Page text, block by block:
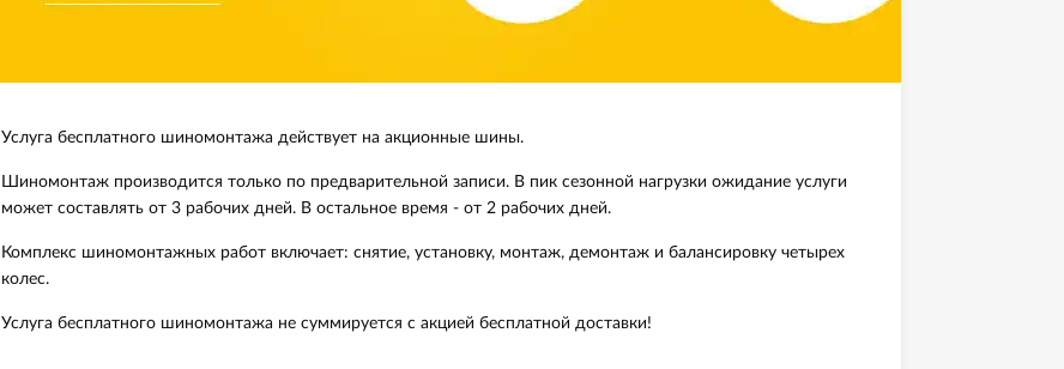
Услуга бесплатного шиномонтажа действует на акционные шины.
Шиномонтаж производится только по предварительной записи. В пик сезонной нагрузки ожидание услуги
может составлять от 3 рабочих дней. В остальное время - от 2 рабочих дней.
Комплекс шиномонтажных работ включает: снятие, установку, монтаж, демонтаж и балансировку четырех
колес.
Услуга бесплатного шиномонтажа не суммируется с акцией бесплатной доставки!